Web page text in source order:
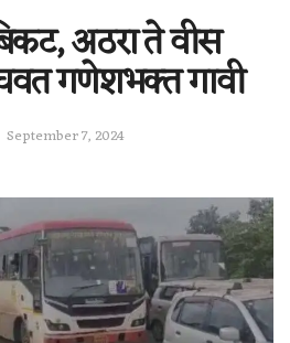
अठरा ते वीस
गणेशभक्त गावी
September 7, 2024